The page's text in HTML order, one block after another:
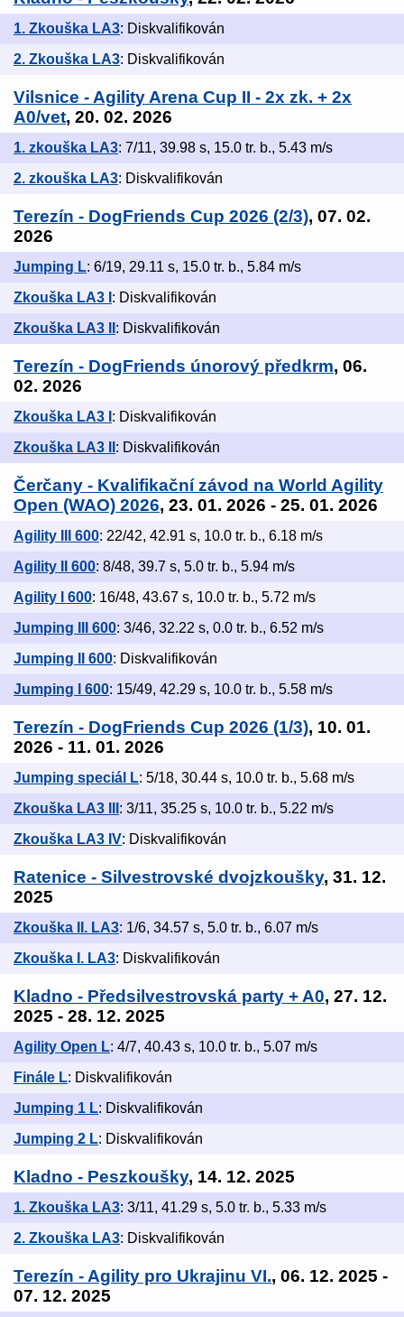
1. Zkouška LA3: Diskvalifikován
2. Zkouška LA3: Diskvalifikován
Vilsnice - Agility Arena Cup II - 2x zk. + 2x
A0/vet, 20. 02. 2026
1. zkouška LA3: 7/11, 39.98 s, 15.0 tr. b., 5.43 m/s
2. zkouška LA3: Diskvalifikován
Terezín - DogFriends Cup 2026 (2/3), 07. 02.
2026
Jumping L: 6/19, 29.11 s, 15.0 tr. b., 5.84 m/s
Zkouška LA3 I : Diskvalifikován
Zkouška LA3 II : Diskvalifikován
Terezín - DogFriends únorový předkrm, 06.
02. 2026
Zkouška LA3 I : Diskvalifikován
Zkouška LA3 II : Diskvalifikován
Čerčany - Kvalifikační závod na World Agility
Open (WAO) 2026, 23. 01. 2026 - 25. 01. 2026
Agility III 600: 22/42, 42.91 s, 10.0 tr. b., 6.18 m/s
Agility II 600: 8/48, 39.7 s, 5.0 tr. b., 5.94 m/s
Agility I 600: 16/48, 43.67 s, 10.0 tr. b., 5.72 m/s
Jumping III 600: 3/46, 32.22 s, 0.0 tr. b., 6.52 m/s
Jumping II 600: Diskvalifikován
Jumping I 600: 15/49, 42.29 s, 10.0 tr. b., 5.58 m/s
Terezín - DogFriends Cup 2026 (1/3), 10. 01.
2026 - 11. 01. 2026
Jumping speciál L: 5/18, 30.44 s, 10.0 tr. b., 5.68 m/s
Zkouška LA3 III : 3/11, 35.25 s, 10.0 tr. b., 5.22 m/s
Zkouška LA3 IV: Diskvalifikován
Ratenice - Silvestrovské dvojzkoušky, 31. 12.
2025
Zkouška II. LA3: 1/6, 34.57 s, 5.0 tr. b., 6.07 m/s
Zkouška I. LA3: Diskvalifikován
Kladno - Předsilvestrovská party + A0, 27. 12.
2025 - 28. 12. 2025
Agility Open L: 4/7, 40.43 s, 10.0 tr. b., 5.07 m/s
Finále L: Diskvalifikován
Jumping 1 L: Diskvalifikován
Jumping 2 L: Diskvalifikován
Kladno - Peszkoušky, 14. 12. 2025
1. Zkouška LA3: 3/11, 41.29 s, 5.0 tr. b., 5.33 m/s
2. Zkouška LA3: Diskvalifikován
Terezín - Agility pro Ukrajinu VI., 06. 12. 2025 -
07. 12. 2025